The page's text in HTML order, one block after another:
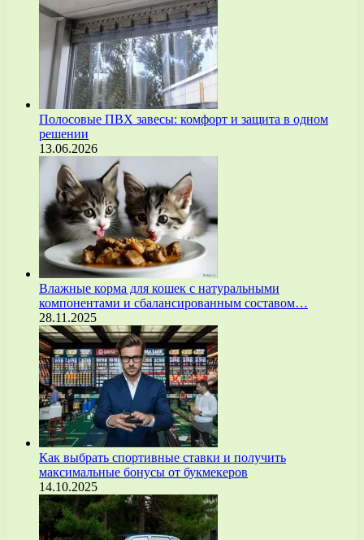
Полосовые ПВХ завесы: комфорт и защита в одном
решении
13.06.2026
Влажные корма для кошек с натуральными
компонентами и сбалансированным составом…
28.11.2025
Как выбрать спортивные ставки и получить
максимальные бонусы от букмекеров
14.10.2025